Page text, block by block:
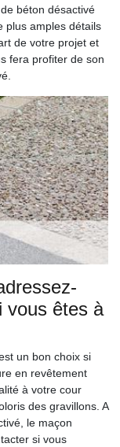
béton désactivé
plus amples détails
de votre projet et
fera profiter de son
vous êtes à
un bon choix si
en revêtement
à votre cour
des gravillons. A
le maçon
si vous